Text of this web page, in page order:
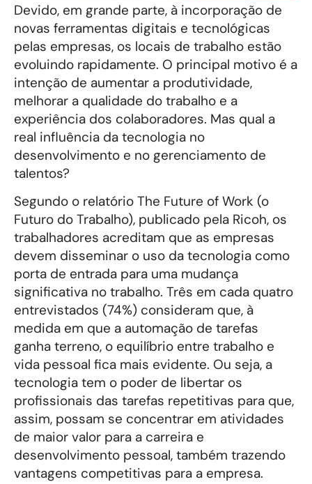
Devido, em grande parte, à incorporação de
novas ferramentas digitais e tecnológicas
pelas empresas, os locais de trabalho estão
evoluindo rapidamente. O principal motivo é a
intenção de aumentar a produtividade,
melhorar a qualidade do trabalho e a
experiência dos colaboradores. Mas qual a
real influência da tecnologia no
desenvolvimento e no gerenciamento de
talentos?
Segundo o relatório The Future of Work (o
Futuro do Trabalho), publicado pela Ricoh, os
trabalhadores acreditam que as empresas
devem disseminar o uso da tecnologia como
porta de entrada para uma mudança
significativa no trabalho. Três em cada quatro
entrevistados (74%) consideram que, à
medida em que a automação de tarefas
ganha terreno, o equilíbrio entre trabalho e
vida pessoal fica mais evidente. Ou seja, a
tecnologia tem o poder de libertar os
profissionais das tarefas repetitivas para que,
assim, possam se concentrar em atividades
de maior valor para a carreira e
desenvolvimento pessoal, também trazendo
vantagens competitivas para a empresa.